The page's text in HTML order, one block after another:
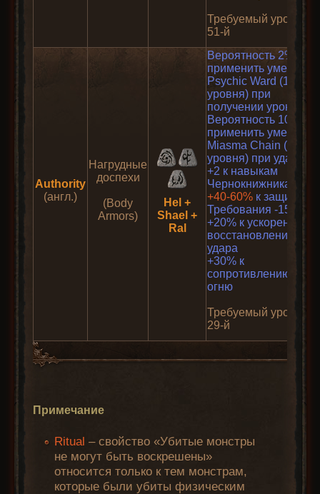
Требуемый уровень:
51-й
Authority
(англ.)
Нагрудные
доспехи
(Body
Armors)
Hel +
Shael +
Ral
Вероятность 2%
применить умение
Psychic Ward (10
уровня) при
получении урона
Вероятность 10%
применить умение
Miasma Chain (15
уровня) при ударе
+2 к навыкам
Чернокнижника
+40-60% к защите
Требования -15%
+20% к ускоренному
восстановлению от
удара
+30% к
сопротивлению
огню
Требуемый уровень:
29-й
Примечание
Ritual – свойство «Убитые монстры
не могут быть воскрешены»
относится только к тем монстрам,
которые были убиты физическим